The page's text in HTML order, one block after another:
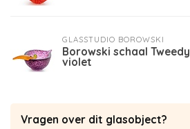
GLASSTUDIO BOROWSKI
Borowski schaal Tweedy
violet
Vragen over dit glasobject?